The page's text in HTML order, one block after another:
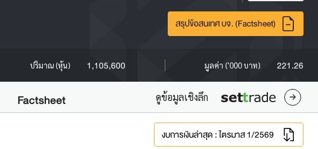
สรุปข้อสนเทศ บจ. (Factsheet)
ปริมาณ (หุ้น) 1,105,600 มูลค่า ('000 บาท) 221.26
Factsheet ดูข้อมูลเชิงลึก
งบการเงินล่าสุด : ไตรมาส 1/2569